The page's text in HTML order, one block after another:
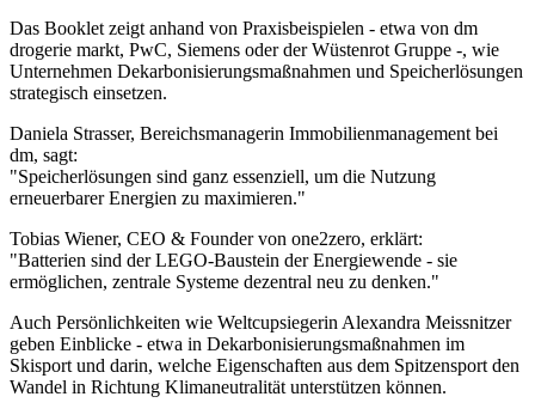
Das Booklet zeigt anhand von Praxisbeispielen - etwa von dm
drogerie markt, PwC, Siemens oder der Wüstenrot Gruppe -, wie
Unternehmen Dekarbonisierungsmaßnahmen und Speicherlösungen
strategisch einsetzen.
Daniela Strasser, Bereichsmanagerin Immobilienmanagement bei
dm, sagt:
"Speicherlösungen sind ganz essenziell, um die Nutzung
erneuerbarer Energien zu maximieren."
Tobias Wiener, CEO & Founder von one2zero, erklärt:
"Batterien sind der LEGO-Baustein der Energiewende - sie
ermöglichen, zentrale Systeme dezentral neu zu denken."
Auch Persönlichkeiten wie Weltcupsiegerin Alexandra Meissnitzer
geben Einblicke - etwa in Dekarbonisierungsmaßnahmen im
Skisport und darin, welche Eigenschaften aus dem Spitzensport den
Wandel in Richtung Klimaneutralität unterstützen können.